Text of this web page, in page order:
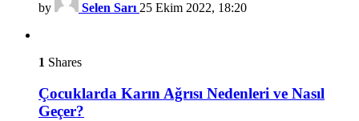
by Selen Sarı 25 Ekim 2022, 18:20
1 Shares
Çocuklarda Karın Ağrısı Nedenleri ve Nasıl
Geçer?